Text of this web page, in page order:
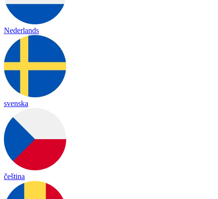
Nederlands
svenska
čeština